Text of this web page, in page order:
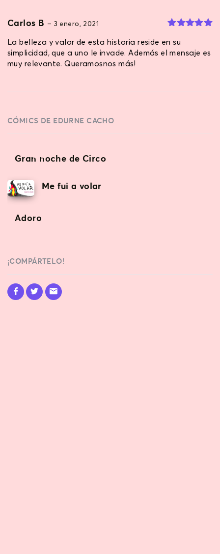
en
Carlos B – 3 enero, 2021
La belleza y valor de esta historia reside en su
simplicidad, que a uno le invade. Además el mensaje es
muy relevante. Queramosnos más!
CÓMICS DE EDURNE CACHO
Gran noche de Circo
Me fui a volar
Adoro
¡COMPÁRTELO!